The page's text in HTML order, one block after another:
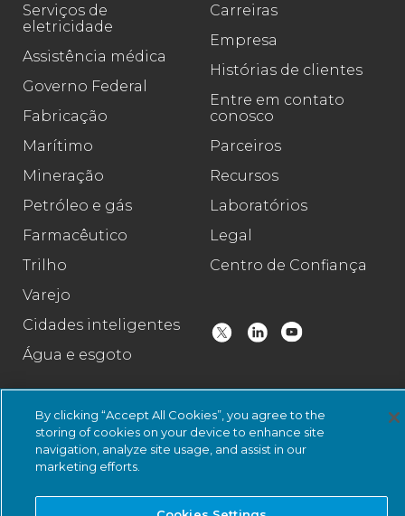
Serviços de
eletricidade
Assistência médica
Governo Federal
Fabricação
Marítimo
Mineração
Petróleo e gás
Farmacêutico
Trilho
Varejo
Cidades inteligentes
Água e esgoto
Carreiras
Empresa
Histórias de clientes
Entre em contato
conosco
Parceiros
Recursos
Laboratórios
Legal
Centro de Confiança
© 2026 Nozomi Networks . Todos os direitos reservados. Política de
Privacidade
e Certificações. Status do sistema
By clicking “Accept All Cookies”, you agree to the
storing of cookies on your device to enhance site
navigation, analyze site usage, and assist in our
marketing efforts.